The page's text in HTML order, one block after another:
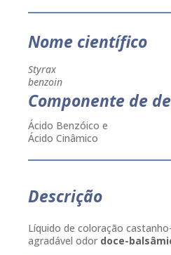
Nome científico
Styrax
benzoin
Componente de
Ácido Benzóico e
Ácido Cinâmico
Descrição
Líquido de coloração
agradável odor doce-